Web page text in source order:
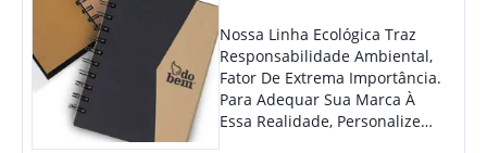
Nossa Linha Ecológica Traz
Responsabilidade Ambiental,
Fator De Extrema Importância.
Para Adequar Sua Marca À
Essa Realidade, Personalize